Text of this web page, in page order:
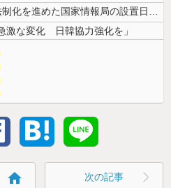
（ ´_ゝ`）中国「高市政権が法制化を進めた国家情報局の設置日が7月3...
激な変化 日韓協力強化を」
home 次の記事